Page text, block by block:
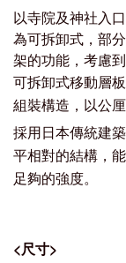
以寺院及神社入
為可拆卸式，部
架的功能，考慮
可拆卸式移動層
組裝構造，以公
採用日本傳統建
平相對的結構，
足夠的強度。
<尺寸>